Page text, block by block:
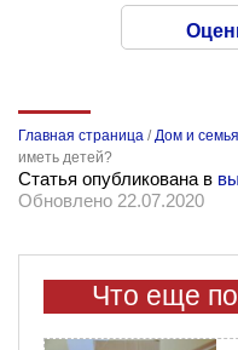
Главная страница /Дом и семья
иметь детей?
Статья опубликована в
Обновлено 22.07.2020
Что еще